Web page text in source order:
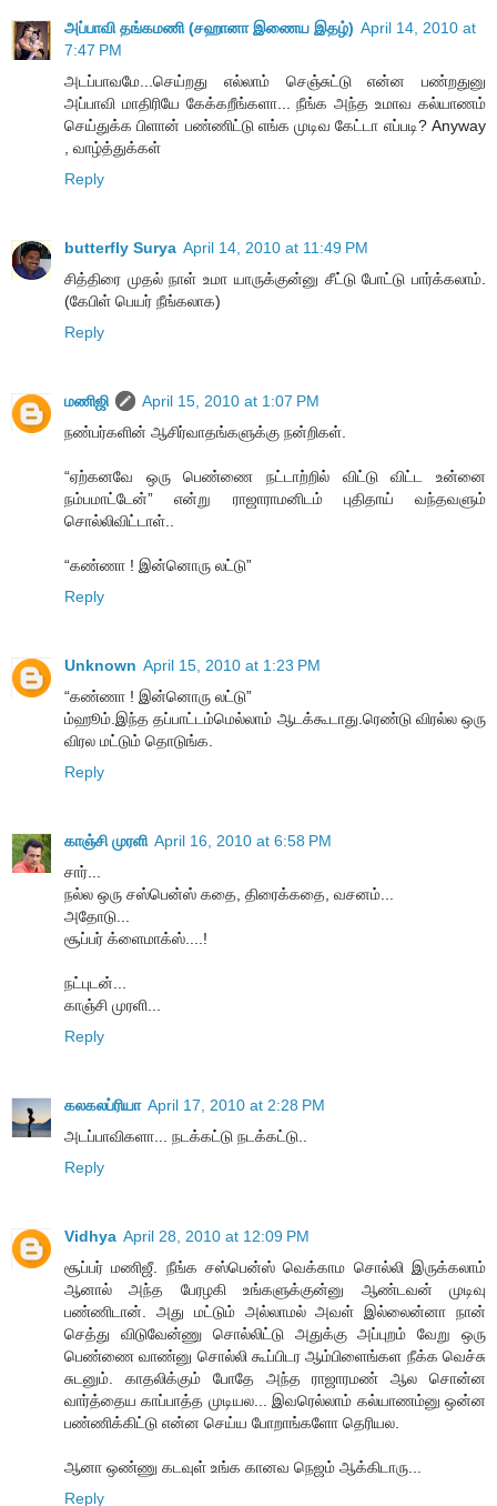
அப்பாவி தங்கமணி (சஹானா இணைய இதழ்) April 14, 2010 at
7:47 PM
அடப்பாவமே...செய்றது எல்லாம் செஞ்சுட்டு என்ன பண்றதுனு
அப்பாவி மாதிரியே கேக்கறீங்களா... நீங்க அந்த உமாவ கல்யாணம்
செய்துக்க பிளான் பண்ணிட்டு எங்க முடிவ கேட்டா எப்படி? Anyway
, வாழ்த்துக்கள்
Reply
butterfly Surya April 14, 2010 at 11:49 PM
சித்திரை முதல் நாள் உமா யாருக்குன்னு சீட்டு போட்டு பார்க்கலாம்.
(கேபிள் பெயர் நீங்கலாக)
Reply
மணிஜி
April 15, 2010 at 1:07 PM
நண்பர்களின் ஆசிர்வாதங்களுக்கு நன்றிகள்.
“ஏற்கனவே ஒரு பெண்ணை நட்டாற்றில் விட்டு விட்ட உன்னை
நம்பமாட்டேன்” என்று ராஜாராமனிடம் புதிதாய் வந்தவளும்
சொல்லிவிட்டாள்..
“கண்ணா ! இன்னொரு லட்டு”
Reply
Unknown April 15, 2010 at 1:23 PM
“கண்ணா ! இன்னொரு லட்டு”
ம்ஹூம்.இந்த தப்பாட்டம்மெல்லாம் ஆடக்கூடாது.ரெண்டு விரல்ல ஒரு
விரல மட்டும் தொடுங்க.
Reply
காஞ்சி முரளி April 16, 2010 at 6:58 PM
சார்...
நல்ல ஒரு சஸ்பென்ஸ் கதை, திரைக்கதை, வசனம்...
அதோடு...
சூப்பர் க்ளைமாக்ஸ்....!
நட்புடன்...
காஞ்சி முரளி...
Reply
கலகலப்ரியா April 17, 2010 at 2:28 PM
அடப்பாவிகளா... நடக்கட்டு நடக்கட்டு..
Reply
Vidhya April 28, 2010 at 12:09 PM
சூப்பர் மணிஜீ. நீங்க சஸ்பென்ஸ் வெக்காம சொல்லி இருக்கலாம்
ஆனால் அந்த பேரழகி உங்களுக்குன்னு ஆண்டவன் முடிவு
பண்ணிடான். அது மட்டும் அல்லாமல் அவள் இல்லைன்னா நான்
செத்து விடுவேன்ணு சொல்லிட்டு அதுக்கு அப்புறம் வேறு ஒரு
பெண்ணை வாண்னு சொல்லி கூப்பிடர ஆம்பிளைங்கள நீக்க வெச்சு
சுடனும். காதலிக்கும் போதே அந்த ராஜாரமண் ஆல சொன்ன
வார்த்தைய காப்பாத்த முடியல... இவரெல்லாம் கல்யாணம்னு ஒன்ன
பண்ணிக்கிட்டு என்ன செய்ய போறாங்களோ தெரியல.
ஆனா ஒண்ணு கடவுள் உங்க கானவ நெஜம் ஆக்கிடாரு...
Reply